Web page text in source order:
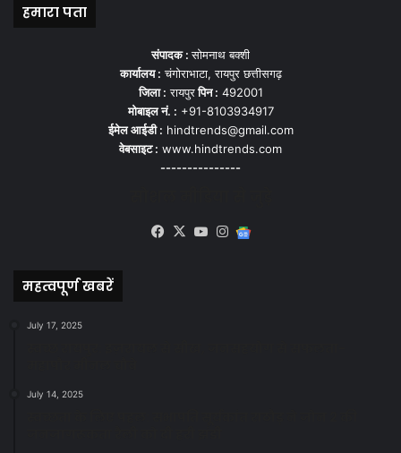
हमारा पता
संपादक :सोमनाथ बक्शी
कार्यालय : चंगोराभाटा, रायपुर छत्तीसगढ़
जिला : रायपुरपिन : 492001
मोबाइल नं. : +91-8103934917
ईमेल आईडी : hindtrends@gmail.com
वेबसाइट : www.hindtrends.com
---------------
Facebook
X YouTubeInstagram
महत्वपूर्ण खबरें
July 17, 2025
July 14, 2025